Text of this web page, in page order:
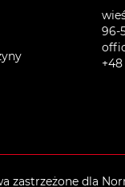
96-
zastrzeżone dla